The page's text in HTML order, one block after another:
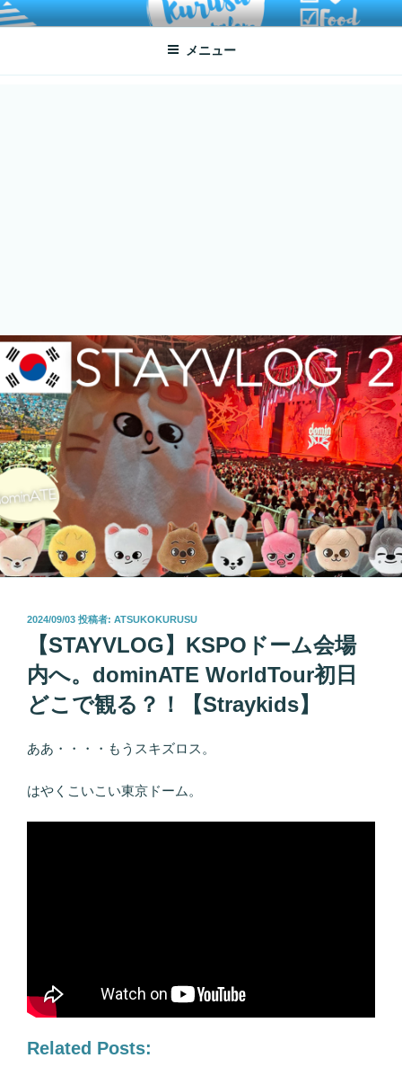
コ
ン
ン
ATSUKO KURUSU SALONE
written by Atsuko Kurusu
メニュー
投
2024/09/03 投稿者: ATSUKOKURUSU
【STAYVLOG】KSPOドーム会場
内へ。dominATE WorldTour初日
どこで観る？！【Straykids】
ああ・・・・もうスキズロス。
はやくこいこい東京ドーム。
Related Posts: